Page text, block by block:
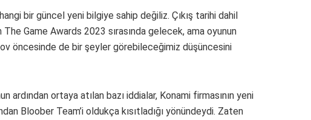
bir güncel yeni bilgiye sahip değiliz. Çıkış tarihi dahil
Game Awards 2023 sırasında gelecek, ama oyunun
öncesinde de bir şeyler görebileceğimiz düşüncesini
ardından ortaya atılan bazı iddialar, Konami firmasının yeni
Bloober Team’i oldukça kısıtladığı yönündeydi. Zaten